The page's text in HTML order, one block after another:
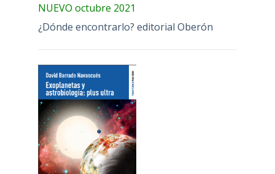
NUEVO octubre 2021
¿Dónde encontrarlo? editorial Oberón